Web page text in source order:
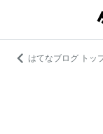
はてなブログ トッ